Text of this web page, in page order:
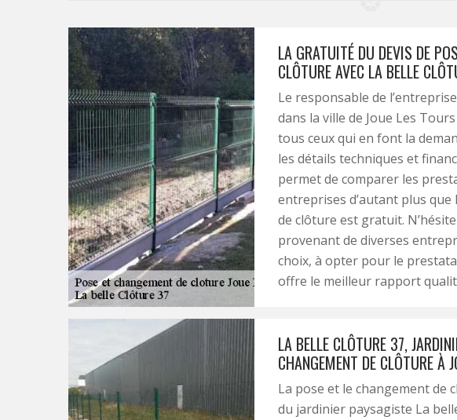
LA GRATUITÉ DU DEVIS DE
CLÔTURE AVEC LA BELLE
Le responsable de
dans la ville de Joue Les
tous ceux qui en font la
les détails techniques et
permet de comparer les
entreprises d’autant plus que
de clôture est gratuit.
provenant de diverses
choix, à opter pour le
offre le meilleur rapport
LA BELLE CLÔTURE 37,
CHANGEMENT DE CLÔTURE À
La pose et le changement de
du jardinier paysagiste La